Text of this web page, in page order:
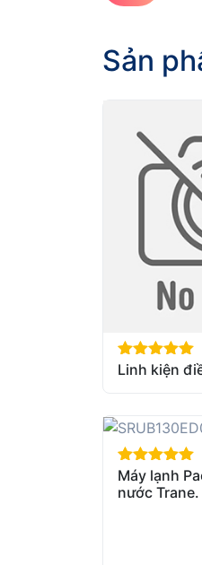
Sản
out of 5
Linh kiện
out of 5
Máy lạnh
nước